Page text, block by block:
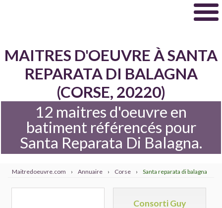
MAITRES D'OEUVRE À SANTA
REPARATA DI BALAGNA
(CORSE, 20220)
12 maitres d'oeuvre en
batiment référencés pour
Santa Reparata Di Balagna.
Maitredoeuvre.com › Annuaire › Corse › Santa reparata di balagna
Consorti Guy